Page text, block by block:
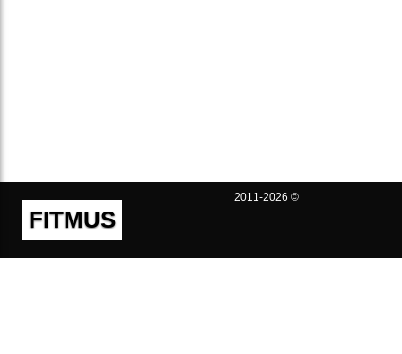
FITMUS
2011-2026 ©